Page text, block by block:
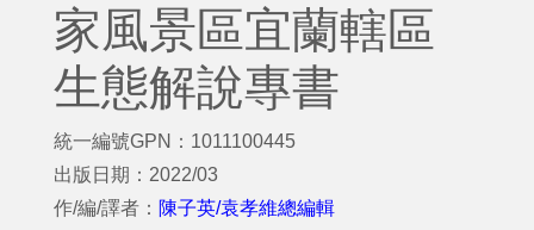
家風景區宜蘭轄區
生態解說專書
統一編號GPN：1011100445
出版日期：2022/03
作/編/譯者： 陳子英/袁孝維總編輯